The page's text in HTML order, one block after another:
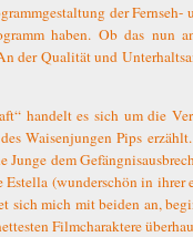
der
haben. Ob das nun
der Qualität und
handelt es sich um die
Waisenjungen Pips
Junge dem
(wunderschön in ihrer
sich mich mit beiden an,
Filmcharaktere